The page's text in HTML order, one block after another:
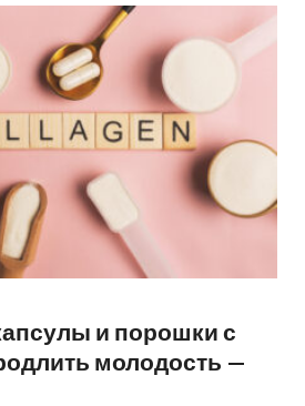
и порошки с
молодость —